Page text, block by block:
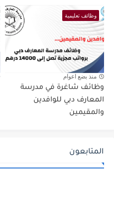
وظائف تعليمية
منذ بضع اعوام
وظائف شاغرة في مدرسة
المعارف دبي للوافدين
والمقيمين
المتابعون